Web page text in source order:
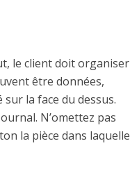
le client doit organiser
être données,
la face du dessus.
N’omettez pas
la pièce dans laquelle